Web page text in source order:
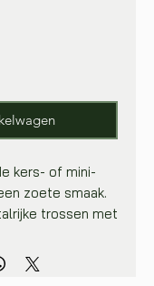
kers- of mini-
zoete smaak.
trossen met
een zaaikistje bij